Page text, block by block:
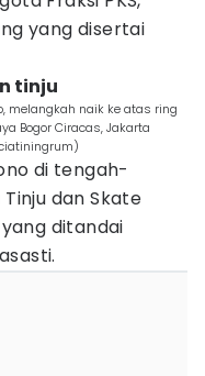
yang disertai
tinju
melangkah naik ke atas ring
Bogor Ciracas, Jakarta
di tengah-
dan Skate
ditandai